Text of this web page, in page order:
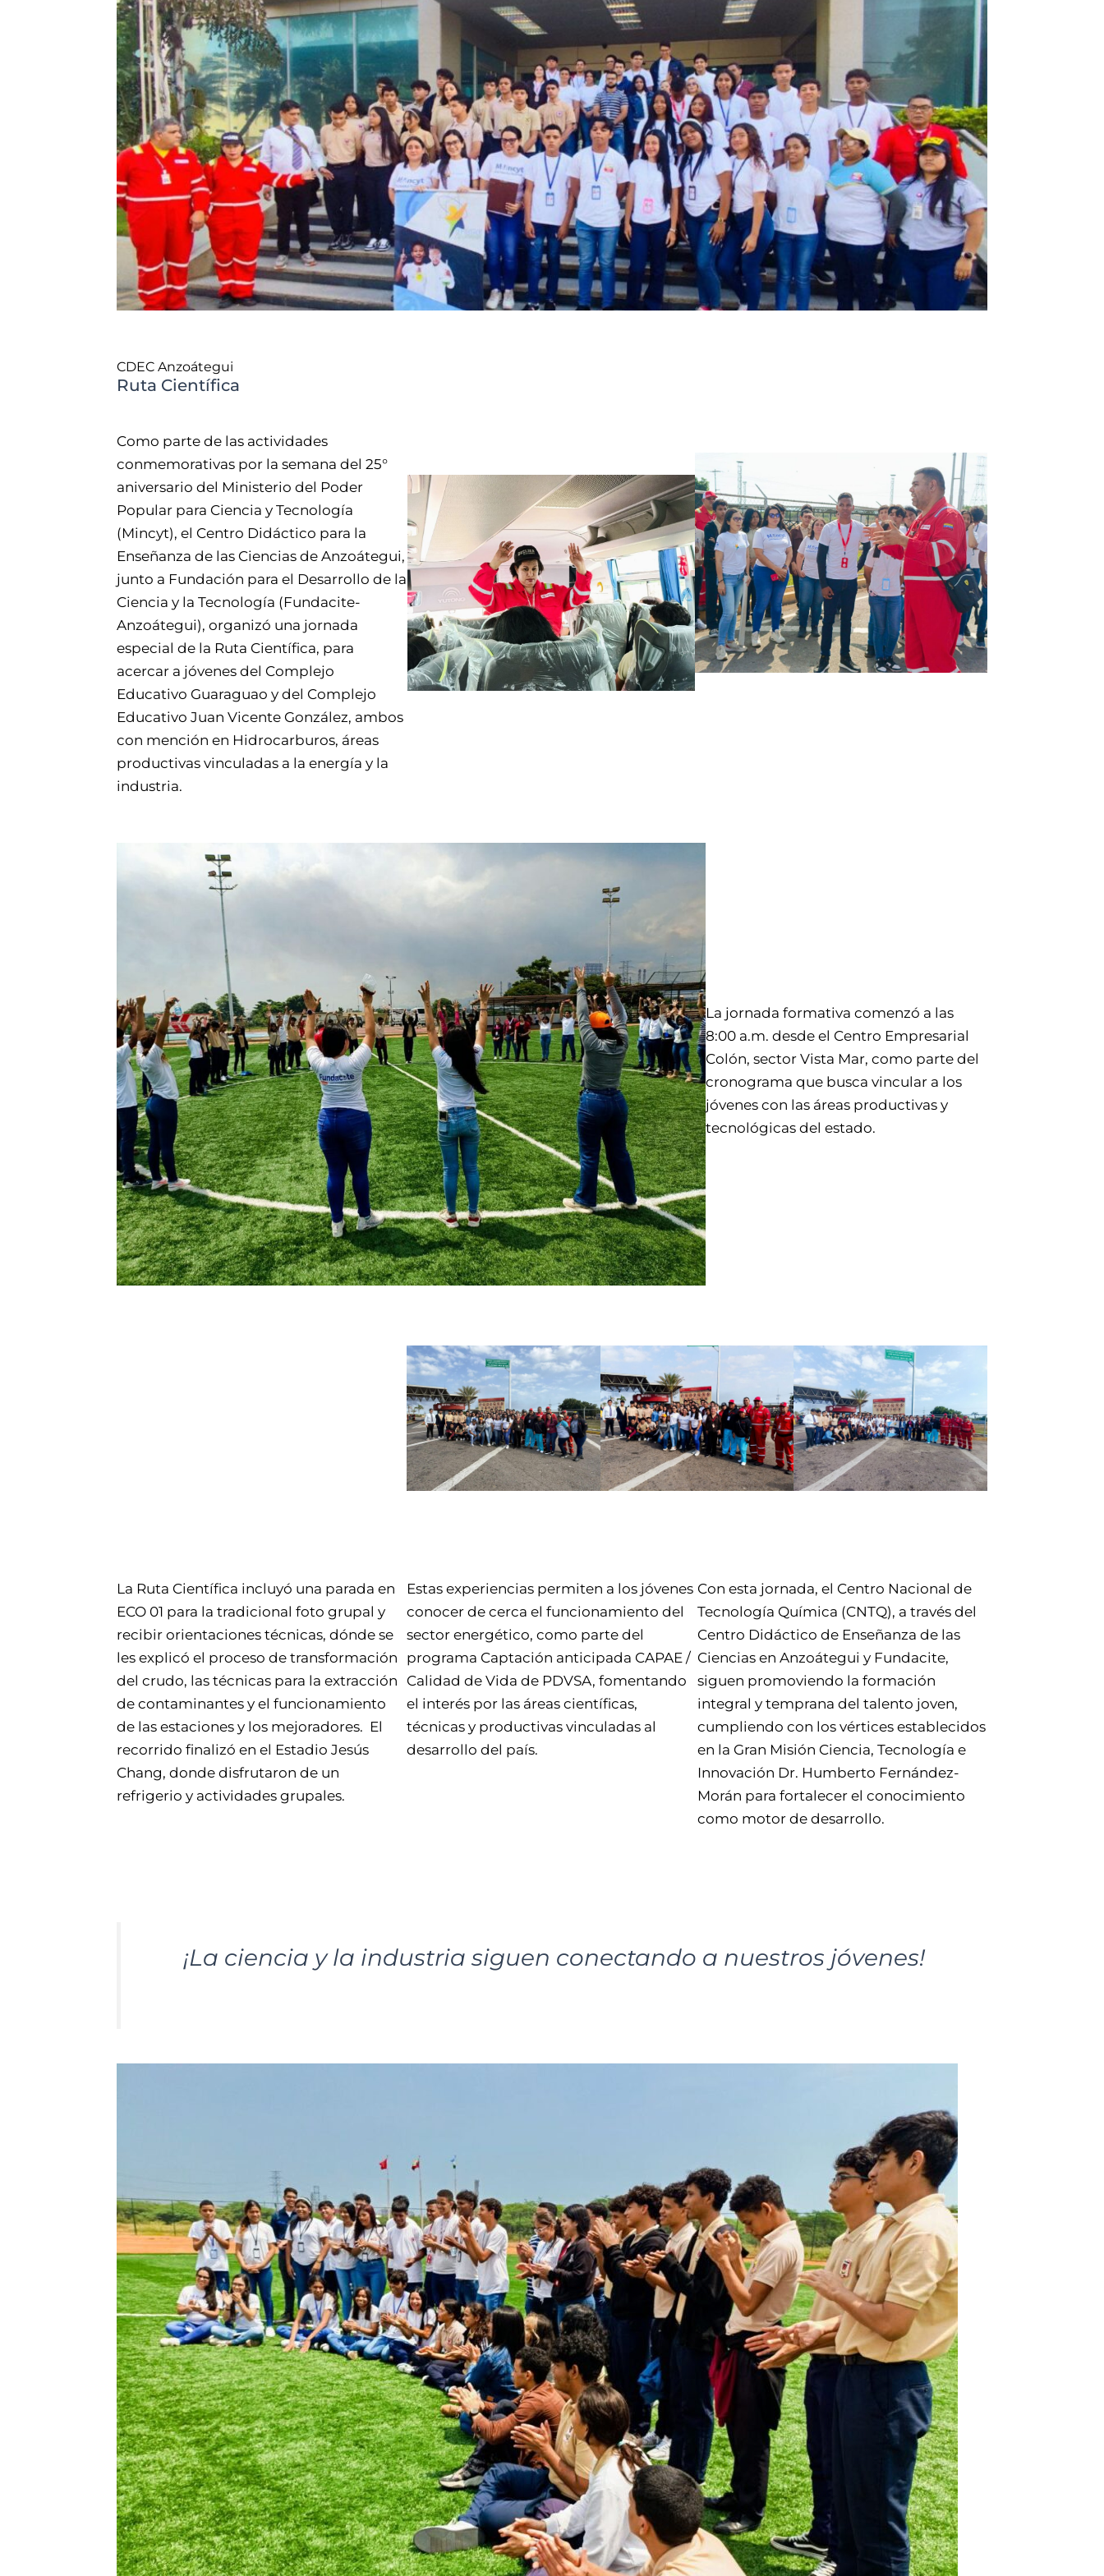
CDEC Anzoátegui
Ruta Científica
Como parte de las actividades
conmemorativas por la semana del 25°
aniversario del Ministerio del Poder
Popular para Ciencia y Tecnología
(Mincyt), el Centro Didáctico para la
Enseñanza de las Ciencias de Anzoátegui,
junto a Fundación para el Desarrollo de la
Ciencia y la Tecnología (Fundacite-
Anzoátegui), organizó una jornada
especial de la Ruta Científica, para
acercar a jóvenes del Complejo
Educativo Guaraguao y del Complejo
Educativo Juan Vicente González, ambos
con mención en Hidrocarburos, áreas
productivas vinculadas a la energía y la
industria.
La jornada formativa comenzó a las
8:00 a.m. desde el Centro Empresarial
Colón, sector Vista Mar, como parte del
cronograma que busca vincular a los
jóvenes con las áreas productivas y
tecnológicas del estado.
La Ruta Científica incluyó una parada en
ECO 01 para la tradicional foto grupal y
recibir orientaciones técnicas, dónde se
les explicó el proceso de transformación
del crudo, las técnicas para la extracción
de contaminantes y el funcionamiento
de las estaciones y los mejoradores. El
recorrido finalizó en el Estadio Jesús
Chang, donde disfrutaron de un
refrigerio y actividades grupales.
Estas experiencias permiten a los jóvenes
conocer de cerca el funcionamiento del
sector energético, como parte del
programa Captación anticipada CAPAE /
Calidad de Vida de PDVSA, fomentando
el interés por las áreas científicas,
técnicas y productivas vinculadas al
desarrollo del país.
Con esta jornada, el Centro Nacional de
Tecnología Química (CNTQ), a través del
Centro Didáctico de Enseñanza de las
Ciencias en Anzoátegui y Fundacite,
siguen promoviendo la formación
integral y temprana del talento joven,
cumpliendo con los vértices establecidos
en la Gran Misión Ciencia, Tecnología e
Innovación Dr. Humberto Fernández-
Morán para fortalecer el conocimiento
como motor de desarrollo.
¡La ciencia y la industria siguen conectando a nuestros jóvenes!